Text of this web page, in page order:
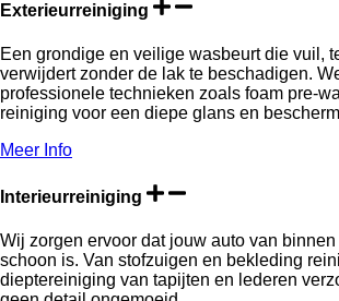
Exterieurreiniging
Een grondige en veilige wasbeurt die vuil,
verwijdert zonder de lak te beschadigen.
professionele technieken zoals foam pre-
reiniging voor een diepe glans en
Meer Info
Interieurreiniging
Wij zorgen ervoor dat jouw auto van
schoon is. Van stofzuigen en bekleding
dieptereiniging van tapijten en lederen